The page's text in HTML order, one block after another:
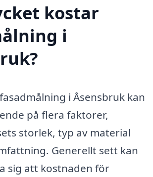
kostar
i
i Åsensbruk kan
på flera faktorer,
storlek, typ av material
Generellt sett kan
sig att kostnaden för